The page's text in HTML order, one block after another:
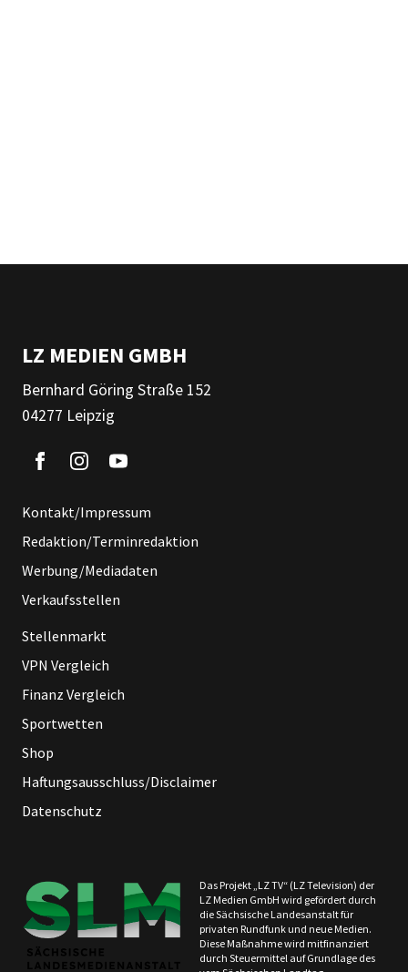
LZ MEDIEN GMBH
Bernhard Göring Straße 152
04277 Leipzig
Kontakt/Impressum
Redaktion/Terminredaktion
Werbung/Mediadaten
Verkaufsstellen
Stellenmarkt
VPN Vergleich
Finanz Vergleich
Sportwetten
Shop
Haftungsausschluss/Disclaimer
Datenschutz
Das Projekt „LZ TV“ (LZ Television) der
LZ Medien GmbH wird gefördert durch
die Sächsische Landesanstalt für
privaten Rundfunk und neue Medien.
Diese Maßnahme wird mitfinanziert
durch Steuermittel auf Grundlage des